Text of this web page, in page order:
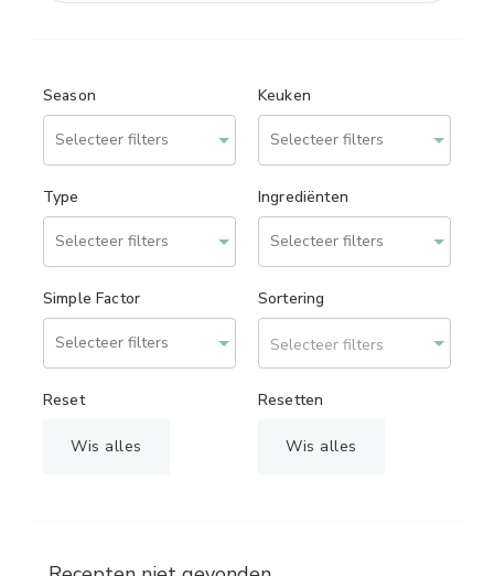
Season Keuken
Type Ingrediënten
Simple Factor Sortering
Selecteer filters
Reset
Wis alles
Resetten
Wis alles